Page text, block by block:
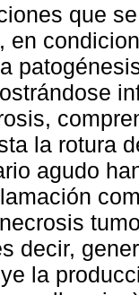
que
en
la rotura
agudo
decir,
la